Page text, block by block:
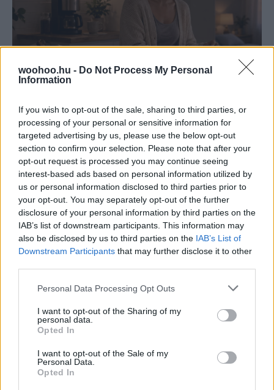
woohoo.hu - Do Not Process My Personal
Information
If you wish to opt-out of the sale, sharing to third parties, or
processing of your personal or sensitive information for
targeted advertising by us, please use the below opt-out
section to confirm your selection. Please note that after your
opt-out request is processed you may continue seeing
interest-based ads based on personal information utilized by
us or personal information disclosed to third parties prior to
your opt-out. You may separately opt-out of the further
disclosure of your personal information by third parties on the
IAB’s list of downstream participants. This information may
also be disclosed by us to third parties on the IAB’s List of
Downstream Participants that may further disclose it to other
Please note that this website/app uses one or more Google
not limited to your visit or usage behaviour. You may click to
grant or deny consent to Google and its third-party tags to
use your data for below specified purposes in below Google
consent section.
Personal Data Processing Opt Outs
I want to opt-out of the Sharing of my
personal data.
Opted In
I want to opt-out of the Sale of my
Personal Data.
Opted In
Emma-LIFESTYLE
A jó nap este kezdődik: esti szokások,
amelyek megkönnyítik a reggelt
A jó nap sokszor már előző este elkezdődik. Néhány
apró szokással, előkészítéssel és nyugodtabb lezárással
sokat tehetsz azért, hogy a reggel ne kapkodással
induljon.